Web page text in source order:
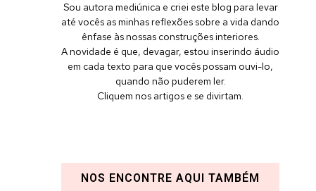
Sou autora mediúnica e criei este blog para levar
até vocês as minhas reflexões sobre a vida dando
ênfase às nossas construções interiores.
A novidade é que, devagar, estou inserindo áudio
em cada texto para que vocês possam ouvi-lo,
quando não puderem ler.
Cliquem nos artigos e se divirtam.
NOS ENCONTRE AQUI TAMBÉM